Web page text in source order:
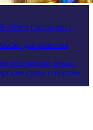
обмен пленными с
для развития
российской армии
судам и портам